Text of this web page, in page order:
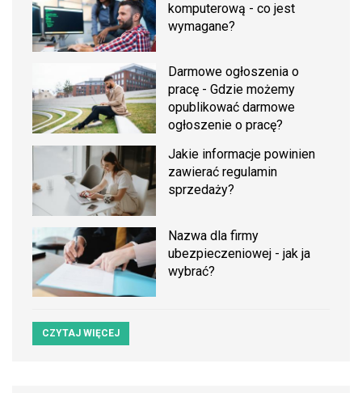
komputerową - co jest
wymagane?
Darmowe ogłoszenia o
pracę - Gdzie możemy
opublikować darmowe
ogłoszenie o pracę?
Jakie informacje powinien
zawierać regulamin
sprzedaży?
Nazwa dla firmy
ubezpieczeniowej - jak ja
wybrać?
CZYTAJ WIĘCEJ